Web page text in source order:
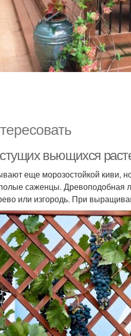
вьющихся
еще морозостойкой киви,
саженцы. Древоподобная
или изгородь. При